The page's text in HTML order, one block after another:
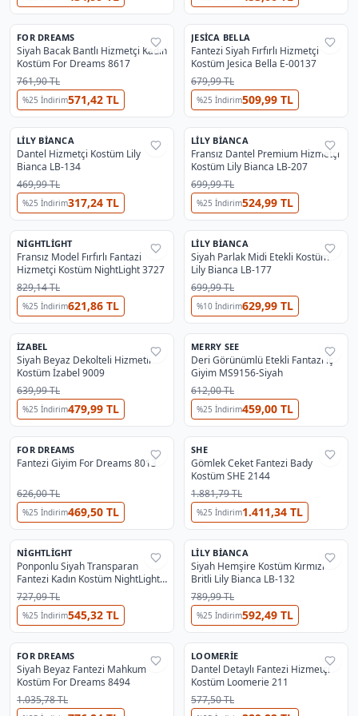
%35
FOR DREAMS
Siyah Bacak Bantlı Hizmetçi Kadın
Kostüm For Dreams 8617
761,90 TL
%25 İndirim571,42 TL
%38
JESICA BELLA
Fantezi Siyah Fırfırlı Hizmetçi
Kostüm Jesica Bella E-00137
679,99 TL
%25 İndirim509,99 TL
%44
OUTLET
LILY BIANCA
Dantel Hizmetçi Kostüm Lily
Bianca LB-134
469,99 TL
%25 İndirim317,24 TL
%38
LILY BIANCA
Fransız Dantel Premium Hizmetçi
Kostüm Lily Bianca LB-207
699,99 TL
%25 İndirim524,99 TL
%38
NIGHTLIGHT
Fransız Model Fırfırlı Fantazi
Hizmetçi Kostüm NightLight 3727
829,14 TL
%25 İndirim621,86 TL
%25
⚡Flash
LILY BIANCA
Siyah Parlak Midi Etekli Kostüm
Lily Bianca LB-177
699,99 TL
%10 İndirim629,99 TL
%63
İZABEL
Siyah Beyaz Dekolteli Hizmetli
Kostüm İzabel 9009
639,99 TL
%25 İndirim479,99 TL
%35
MERRY SEE
Deri Görünümlü Etekli Fantazi iç
Giyim MS9156-Siyah
612,00 TL
%25 İndirim459,00 TL
%35
FOR DREAMS
Fantezi Giyim For Dreams 8013
626,00 TL
%25 İndirim469,50 TL
%38
SHE
Gömlek Ceket Fantezi Bady
Kostüm SHE 2144
1.881,79 TL
%25 İndirim1.411,34 TL
%39
NIGHTLIGHT
Ponponlu Siyah Transparan
Fantezi Kadın Kostüm NightLight
3833
727,09 TL
%25 İndirim545,32 TL
%38
LILY BIANCA
Siyah Hemşire Kostüm Kırmızı
Britli Lily Bianca LB-132
789,99 TL
%25 İndirim592,49 TL
%35
FOR DREAMS
Siyah Beyaz Fantezi Mahkum
Kostüm For Dreams 8494
1.035,78 TL
%44
OUTLET
LOOMERIE
Dantel Detaylı Fantezi Hizmetçi
Kostüm Loomerie 211
577,50 TL